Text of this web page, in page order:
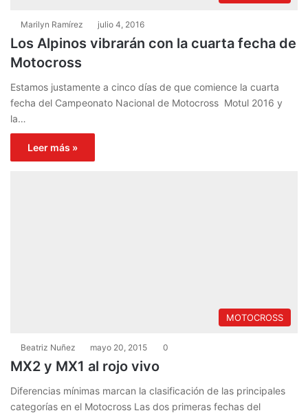
Marilyn Ramírez julio 4, 2016
Los Alpinos vibrarán con la cuarta fecha de
Motocross
Estamos justamente a cinco días de que comience la cuarta
fecha del Campeonato Nacional de Motocross Motul 2016 y
la…
Leer más »
MOTOCROSS
Beatriz Nuñez mayo 20, 2015 0
MX2 y MX1 al rojo vivo
Diferencias mínimas marcan la clasificación de las principales
categorías en el Motocross Las dos primeras fechas del